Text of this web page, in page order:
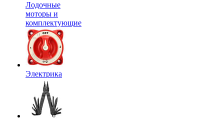
Лодочные
моторы и
комплектующие
Электрика